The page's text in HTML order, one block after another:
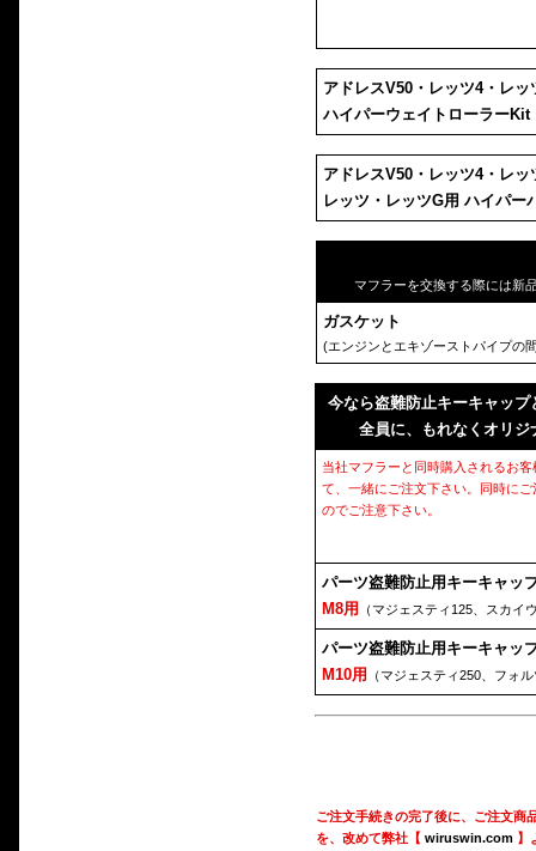
アドレスV50・レッツ4・レッ
ハイパーウェイトローラーKit
アドレスV50・レッツ4・レッ
レッツ・レッツG用 ハイパー
マフラーを交換する際には新
ガスケット
(エンジンとエキゾーストパイプの
今なら盗難防止キーキャッ
全員に、もれなくオリ
当社マフラーと同時購入されるお
て、一緒にご注文下さい。同時に
のでご注意下さい。
パーツ盗難防止用キーキャッ
M8用
（マジェスティ125、スカイ
パーツ盗難防止用キーキャッ
M10用
（マジェスティ250、フォ
ご注文手続きの完了後に、ご注文商
を、改めて弊社【 wiruswin.com】